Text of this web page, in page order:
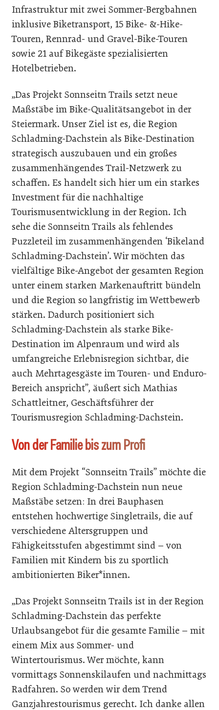
Infrastruktur mit zwei Sommer-Bergbahnen
inklusive Biketransport, 15 Bike- &-Hike-
Touren, Rennrad- und Gravel-Bike-Touren
sowie 21 auf Bikegäste spezialisierten
Hotelbetrieben.
„Das Projekt Sonnseitn Trails setzt neue
Maßstäbe im Bike-Qualitätsangebot in der
Steiermark. Unser Ziel ist es, die Region
Schladming-Dachstein als Bike-Destination
strategisch auszubauen und ein großes
zusammenhängendes Trail-Netzwerk zu
schaffen. Es handelt sich hier um ein starkes
Investment für die nachhaltige
Tourismusentwicklung in der Region. Ich
sehe die Sonnseitn Trails als fehlendes
Puzzleteil im zusammenhängenden ‘Bikeland
Schladming-Dachstein’. Wir möchten das
vielfältige Bike-Angebot der gesamten Region
unter einem starken Markenauftritt bündeln
und die Region so langfristig im Wettbewerb
stärken. Dadurch positioniert sich
Schladming-Dachstein als starke Bike-
Destination im Alpenraum und wird als
umfangreiche Erlebnisregion sichtbar, die
auch Mehrtagesgäste im Touren- und Enduro-
Bereich anspricht”, äußert sich Mathias
Schattleitner, Geschäftsführer der
Tourismusregion Schladming-Dachstein.
Von der Familie bis zum Profi
Mit dem Projekt “Sonnseitn Trails” möchte die
Region Schladming-Dachstein nun neue
Maßstäbe setzen: In drei Bauphasen
entstehen hochwertige Singletrails, die auf
verschiedene Altersgruppen und
Fähigkeitsstufen abgestimmt sind – von
Familien mit Kindern bis zu sportlich
ambitionierten Biker*innen.
„Das Projekt Sonnseitn Trails ist in der Region
Schladming-Dachstein das perfekte
Urlaubsangebot für die gesamte Familie – mit
einem Mix aus Sommer- und
Wintertourismus. Wer möchte, kann
vormittags Sonnenskilaufen und nachmittags
Radfahren. So werden wir dem Trend
Ganzjahrestourismus gerecht. Ich danke allen